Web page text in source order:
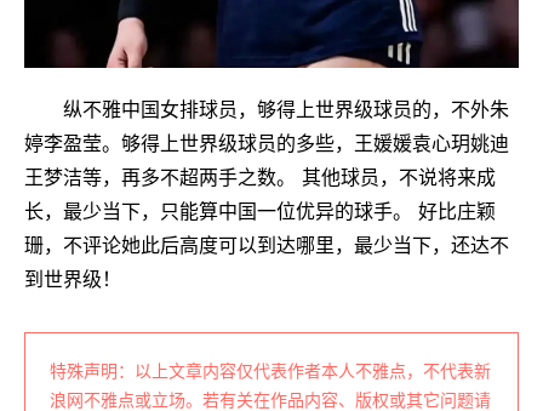
纵不雅中国女排球员，够得上世界级球员的，不外朱
婷李盈莹。够得上世界级球员的多些，王媛媛袁心玥姚迪
王梦洁等，再多不超两手之数。 其他球员，不说将来成
长，最少当下，只能算中国一位优异的球手。 好比庄颖
珊，不评论她此后高度可以到达哪里，最少当下，还达不
到世界级！
特殊声明：以上文章内容仅代表作者本人不雅点，不代表新
浪网不雅点或立场。若有关在作品内容、版权或其它问题请